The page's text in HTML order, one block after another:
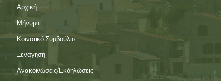
Αρχική
Μήνυμα
Κοινοτικό Συμβούλιο
Ξενάγηση
Ανακοινώσεις/Εκδηλώσεις